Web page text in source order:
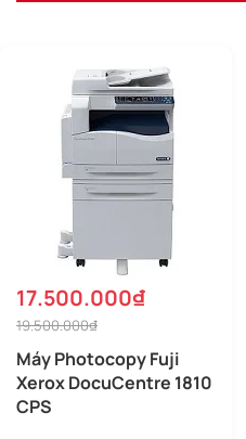
17.500.000₫
19.500.000₫
Máy Photocopy Fuji
Xerox DocuCentre 1810
CPS